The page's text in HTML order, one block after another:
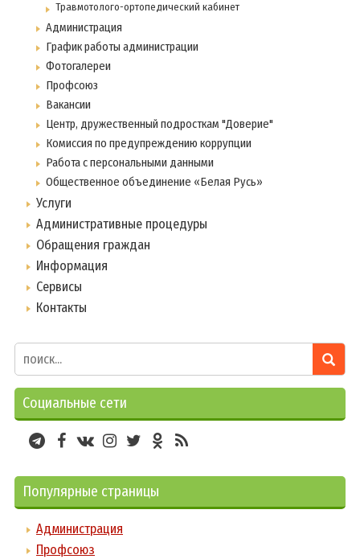
Травмотолого-ортопедический кабинет
Администрация
График работы администрации
Фотогалереи
Профсоюз
Вакансии
Центр, дружественный подросткам "Доверие"
Комиссия по предупреждению коррупции
Работа с персональными данными
Общественное объединение «Белая Русь»
Услуги
Административные процедуры
Обращения граждан
Информация
Сервисы
Контакты
Социальные сети
Популярные страницы
Администрация
Профсоюз